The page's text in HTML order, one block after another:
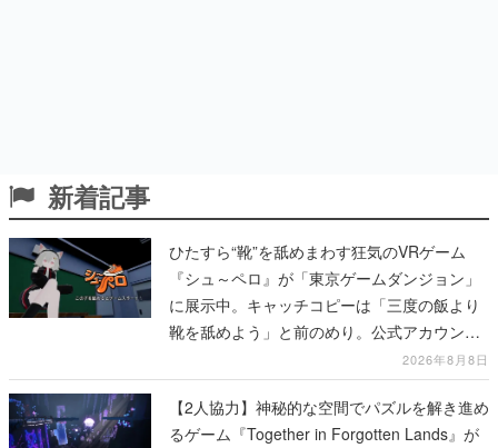
新着記事
ひたすら“靴”を舐めまわす狂気のVRゲーム
『シュ～ペロ』が「東京ゲームダンジョン」
に展示中。キャッチコピーは「三度の飯より
靴を舐めよう」と前のめり。公式アカウント
も開設され、2026年リリースに向けて開発中
2026年8月8日
【2人協力】神秘的な空間でパズルを解き進め
るゲーム『Together in Forgotten Lands』が